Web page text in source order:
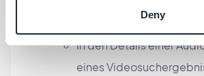
Deny
In den Details einer
eines